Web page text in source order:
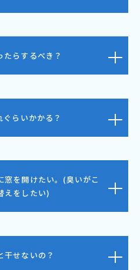
たらするべき？
らいかかる？
窓を開けたい。(臭いがこ
えをしたい)
干せないの？